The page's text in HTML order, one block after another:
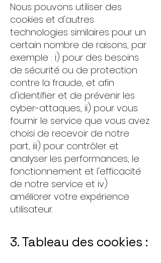
Nous pouvons utiliser des
cookies et d'autres
technologies similaires pour un
certain nombre de raisons, par
exemple : i) pour des besoins
de sécurité ou de protection
contre la fraude, et afin
d'identifier et de prévenir les
cyber-attaques, ii) pour vous
fournir le service que vous avez
choisi de recevoir de notre
part, iii) pour contrôler et
analyser les performances, le
fonctionnement et l'efficacité
de notre service et iv)
améliorer votre expérience
utilisateur.
3. Tableau des cookies :